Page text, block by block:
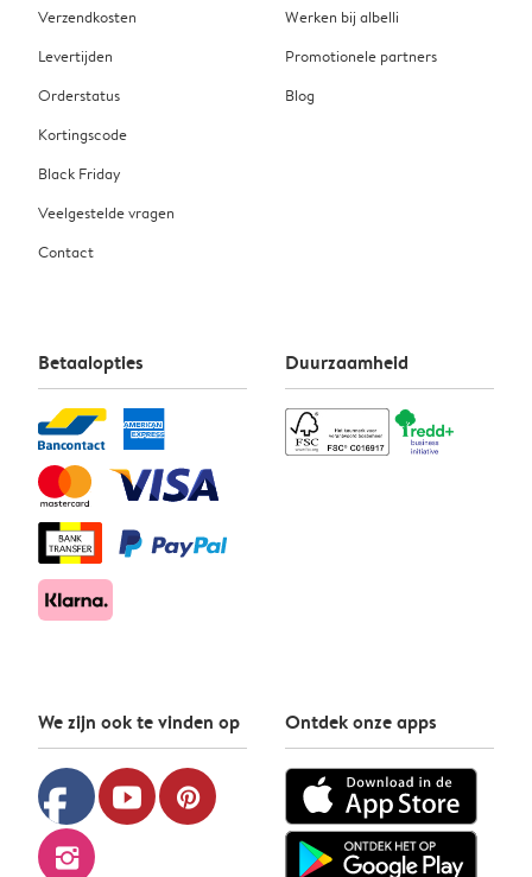
Verzendkosten
Levertijden
Orderstatus
Kortingscode
Black Friday
Veelgestelde vragen
Contact
Werken bij albelli
Promotionele partners
Blog
Betaalopties Duurzaamheid
We zijn ook te vinden op
facebook youtube pinterest
instagram
Ontdek onze apps